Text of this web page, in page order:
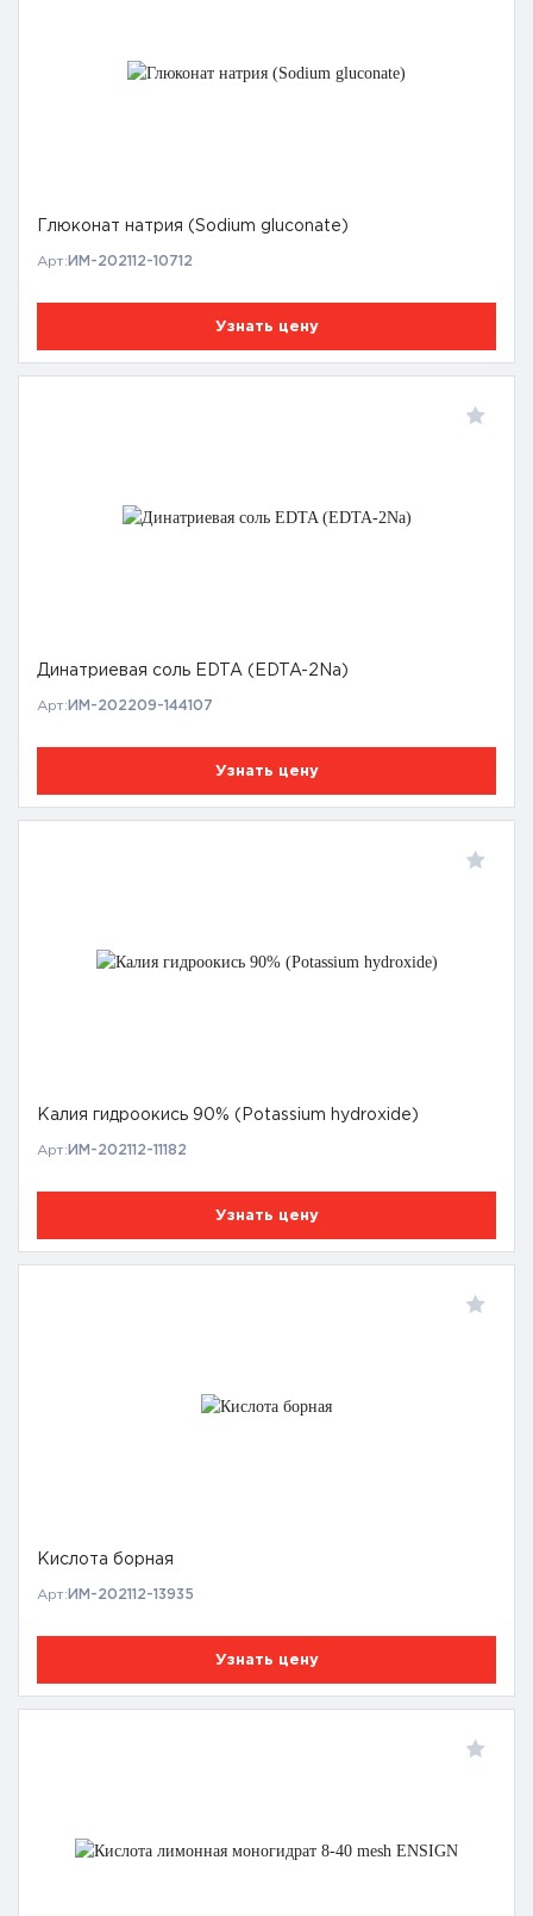
Глюконат натрия (Sodium gluconate)
Арт: ИМ-202112-10712
Узнать цену
Динатриевая соль EDTA (EDTA-2Na)
Арт: ИМ-202209-144107
Узнать цену
Калия гидроокись 90% (Potassium hydroxide)
Арт: ИМ-202112-11182
Узнать цену
Кислота борная
Арт: ИМ-202112-13935
Узнать цену